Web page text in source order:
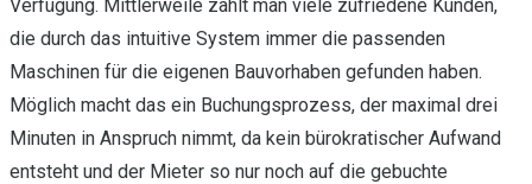
Verfügung. Mittlerweile zählt man viele zufriedene Kunden,
die durch das intuitive System immer die passenden
Maschinen für die eigenen Bauvorhaben gefunden haben.
Möglich macht das ein Buchungsprozess, der maximal drei
Minuten in Anspruch nimmt, da kein bürokratischer Aufwand
entsteht und der Mieter so nur noch auf die gebuchte